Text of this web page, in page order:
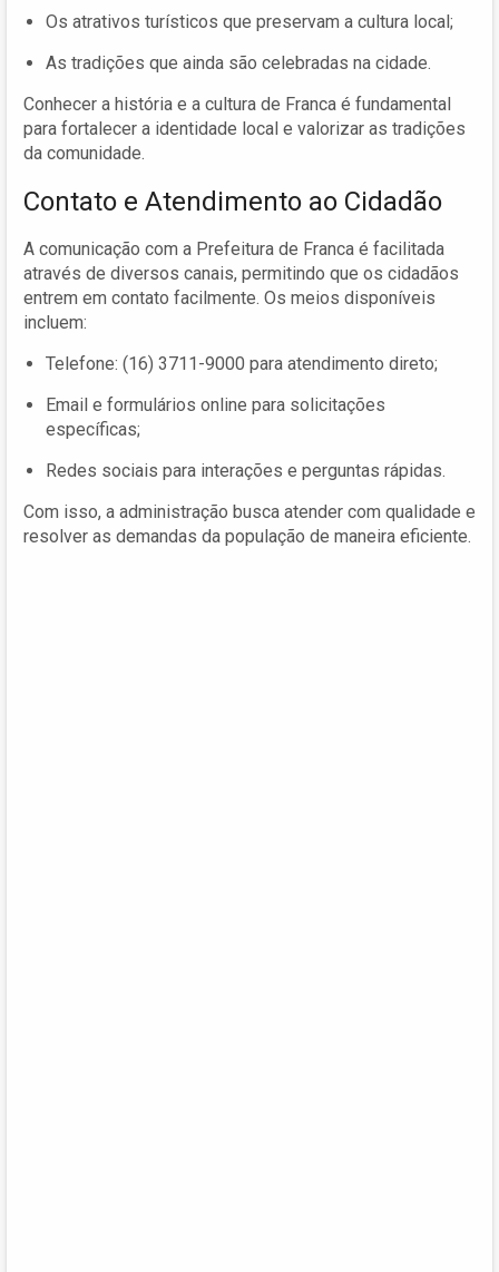
Os atrativos turísticos que preservam a cultura local;
As tradições que ainda são celebradas na cidade.
Conhecer a história e a cultura de Franca é fundamental
para fortalecer a identidade local e valorizar as tradições
da comunidade.
Contato e Atendimento ao Cidadão
A comunicação com a Prefeitura de Franca é facilitada
através de diversos canais, permitindo que os cidadãos
entrem em contato facilmente. Os meios disponíveis
incluem:
Telefone: (16) 3711-9000 para atendimento direto;
Email e formulários online para solicitações
específicas;
Redes sociais para interações e perguntas rápidas.
Com isso, a administração busca atender com qualidade e
resolver as demandas da população de maneira eficiente.